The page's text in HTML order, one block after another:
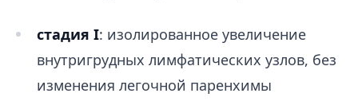
стадия I: изолированное увеличение
внутригрудных лимфатических узлов, без
изменения легочной паренхимы